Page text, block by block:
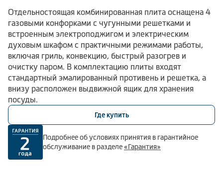
Отдельностоящая комбинированная плита оснащена 4
газовыми конфорками с чугунными решетками и
встроенным электроподжигом и электрическим
духовым шкафом с практичными режимами работы,
включая гриль, конвекцию, быстрый разогрев и
очистку паром. В комплектацию плиты входят
стандартный эмалированный противень и решетка, а
внизу расположен выдвижной ящик для хранения
посуды.
Где купить
Подробнее об условиях принятия в гарантийное
обслуживание в разделе«Гарантия»